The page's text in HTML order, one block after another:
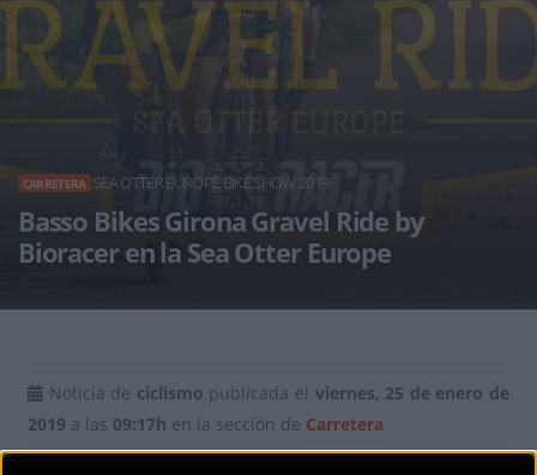
CARRETERA SEA OTTER EUROPE BIKE SHOW 2019
Basso Bikes Girona Gravel Ride by
Bioracer en la Sea Otter Europe
Noticia de ciclismo publicada el viernes, 25 de enero de
2019 a las 09:17h en la sección de Carretera